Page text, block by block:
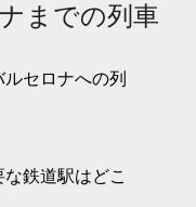
までの列車
セロナへの列
鉄道駅はどこ